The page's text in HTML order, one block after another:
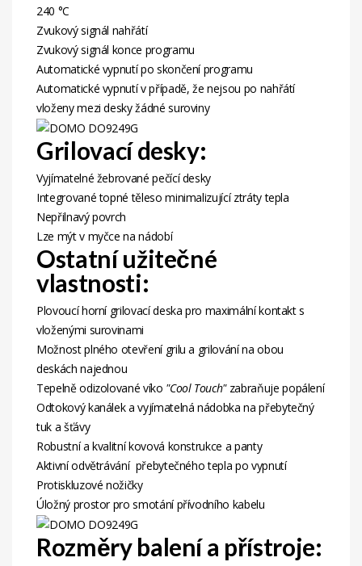
240 °C
Zvukový signál nahřátí
Zvukový signál konce programu
Automatické vypnutí po skončení programu
Automatické vypnutí v případě, že nejsou po nahřátí
vloženy mezi desky žádné suroviny
Grilovací desky:
Vyjímatelné žebrované pečící desky
Integrované topné těleso minimalizující ztráty tepla
Nepřilnavý povrch
Lze mýt v myčce na nádobí
Ostatní užitečné
vlastnosti:
Plovoucí horní grilovací deska pro maximální kontakt s
vloženými surovinami
Možnost plného otevření grilu a grilování na obou
deskách najednou
Tepelně odizolované víko "Cool Touch"zabraňuje popálení
Odtokový kanálek a vyjímatelná nádobka na přebytečný
tuk a šťávy
Robustní a kvalitní kovová konstrukce a panty
Aktivní odvětrávání přebytečného tepla po vypnutí
Protiskluzové nožičky
Úložný prostor pro smotání přívodního kabelu
Rozměry balení a přístroje: